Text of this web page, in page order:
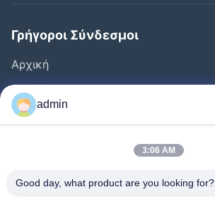
Γρήγοροι Σύνδεσμοι
Αρχική
Προϊόντα
Βίντεο
Έλεγχος Ποιότητας
admin
3:06 AM
Good day, what product are you looking for?